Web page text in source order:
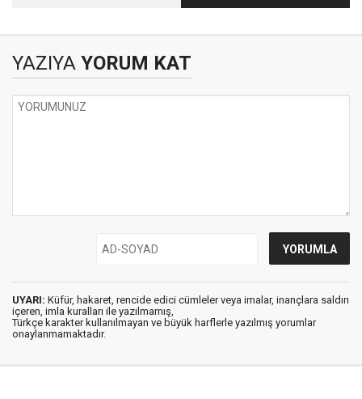
içler acısı durumu: Bir
YAZIYA YORUM KAT
UYARI: Küfür, hakaret, rencide edici cümleler veya imalar, inançlara saldırı
içeren, imla kuralları ile yazılmamış,
Türkçe karakter kullanılmayan ve büyük harflerle yazılmış yorumlar
onaylanmamaktadır.